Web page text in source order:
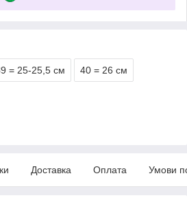
= 25-25,5 см 40 = 26 см
Доставка Оплата Умови